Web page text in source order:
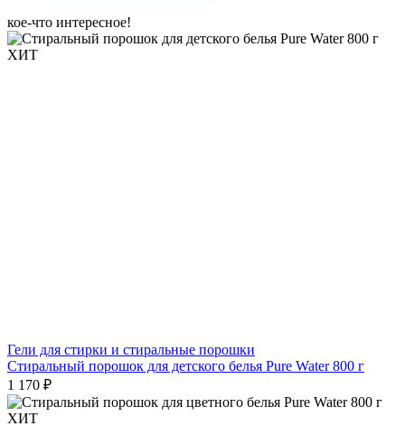
кое-что интересное!
ХИТ
Гели для стирки и стиральные порошки
Стиральный порошок для детского белья Pure Water 800 г
1 170 ₽
ХИТ